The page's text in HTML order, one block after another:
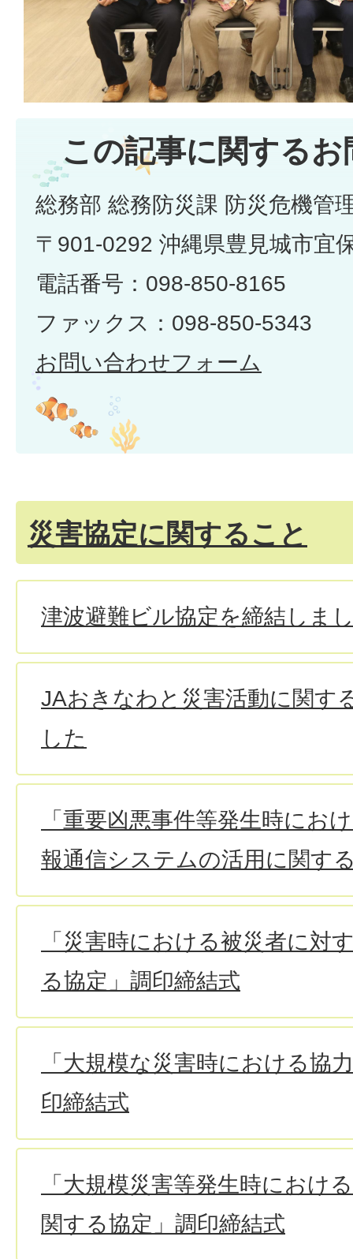
この記事に関する
総務部 総務防災課 防災危機管
〒901-0292 沖縄県豊見城市宜
電話番号：098-850-8165
ファックス：098-850-5343
お問い合わせフォーム
災害協定に関すること
津波避難ビル協定を締結しま
JAおきなわと災害活動に関す
した
「重要凶悪事件等発生時にお
報通信システムの活用に関す
「災害時における被災者に対
る協定」調印締結式
「大規模な災害時における協
印締結式
「大規模災害等発生時におけ
関する協定」調印締結式